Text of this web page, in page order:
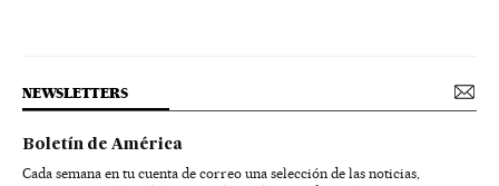
NEWSLETTERS
Boletín de América
Cada semana en tu cuenta de correo una selección de las noticias,